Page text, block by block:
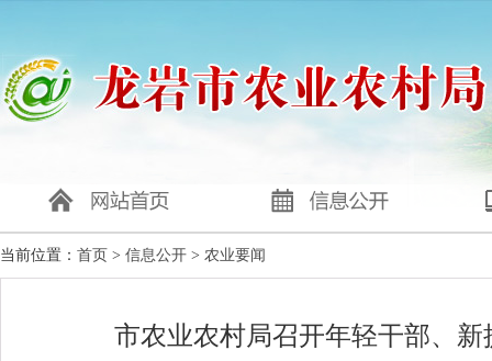
当前位置： 首页 > 信息公开 > 农业要闻
市农业农村局召开年轻干部、